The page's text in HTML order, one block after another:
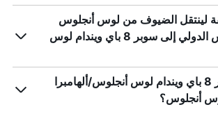
لينتقل الضيوف من لوس أنجلوس
مطار لوس أنجلوس الدولي إلى سوبر 8 باي ويندام لوس
ما مدى قرب سوبر 8 باي ويندام لوس أنجلوس/ألهامبرا
أنجلوس؟